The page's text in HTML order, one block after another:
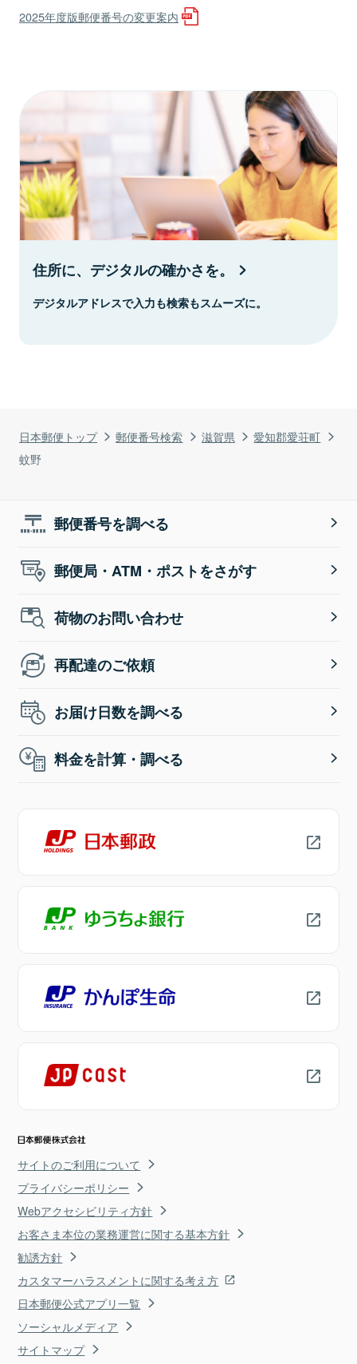
日本郵便トップ 郵便番号検索 滋賀県
愛知郡愛荘町
蚊野
2025年度版郵便番号の変更案内
住所に、デジタルの確かさを。
デジタルアドレスで入力も検索もスムーズに。
郵便番号を調べる
郵便局・ATM・ポストをさがす
荷物のお問い合わせ
再配達のご依頼
お届け日数を調べる
料金を計算・調べる
サイトのご利用について
プライバシーポリシー
Webアクセシビリティ方針
お客さま本位の業務運営に関する基本方針
勧誘方針
カスタマーハラスメントに関する考え方
日本郵便公式アプリ一覧
ソーシャルメディア
サイトマップ